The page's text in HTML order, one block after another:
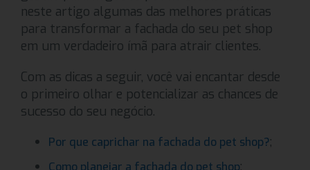
neste artigo algumas das melhores práticas
para transformar a fachada do seu pet shop
em um verdadeiro ímã para atrair clientes.
Com as dicas a seguir, você vai encantar desde
o primeiro olhar e potencializar as chances de
sucesso do seu negócio.
Por que caprichar na fachada do pet shop?;
Como planejar a fachada do pet shop;